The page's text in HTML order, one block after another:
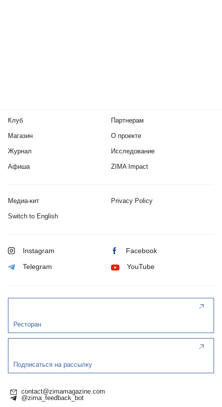
Клуб
Магазин
Журнал
Афиша
Партнерам
О проекте
Исследование
ZIMA Impact
Медиа-кит Privacy Policy
Switch to English
Instagram Facebook
Telegram YouTube
Ресторан
Подписаться на рассылку
contact@zimamagazine.com
@zima_feedback_bot